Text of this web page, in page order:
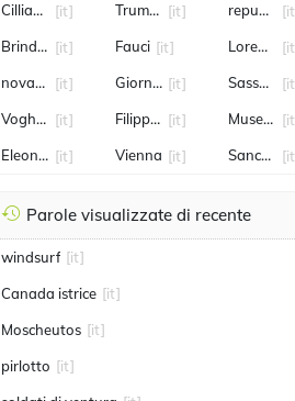
Cillian murphy
[it]
Brindisi [it]
novara [it]
Voghera[it]
Eleonora Daniele
[it]
Truman [it]
Fauci [it]
Giornalista
[it]
Filippo Inzaghi
[it]
Vienna [it]
Lorenzo
Sassari
Musetti
Sanchez
Parole visualizzate di recente
windsurf [it]
Canada istrice [it]
Moscheutos [it]
pirlotto [it]